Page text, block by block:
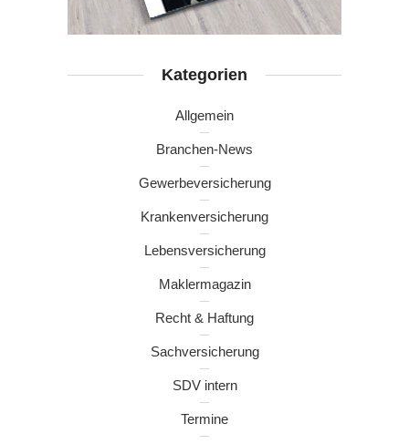
Kategorien
Allgemein
Branchen-News
Gewerbeversicherung
Krankenversicherung
Lebensversicherung
Maklermagazin
Recht & Haftung
Sachversicherung
SDV intern
Termine